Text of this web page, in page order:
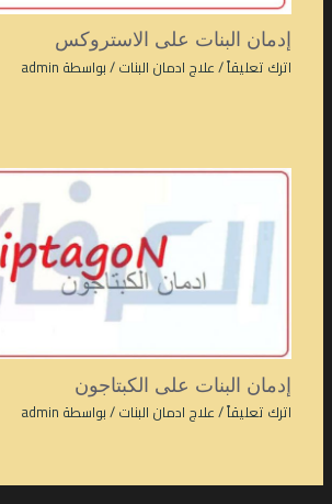
إدمان البنات على الاستروكس
اترك تعليقاً/علاج ادمان البنات/ بواسطة admin
إدمان البنات على الكبتاجون
اترك تعليقاً/علاج ادمان البنات/ بواسطة admin